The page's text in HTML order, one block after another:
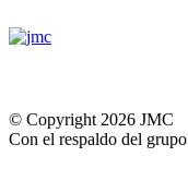
© Copyright 2026 JMC
Con el respaldo del grupo